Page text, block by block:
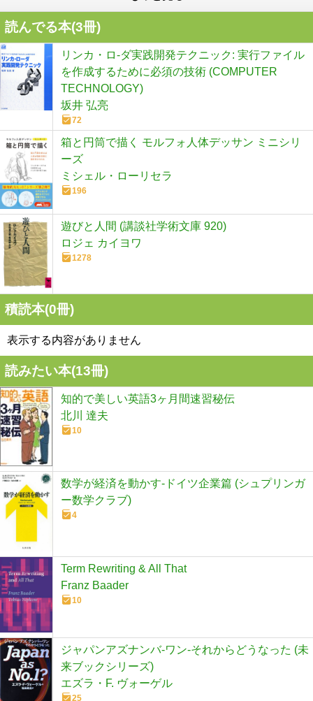
読んでる本(3冊)
リンカ・ロ-ダ実践開発テクニック: 実行ファイル
を作成するために必須の技術 (COMPUTER
TECHNOLOGY)
坂井 弘亮
72
箱と円筒で描く モルフォ人体デッサン ミニシリ
ーズ
ミシェル・ローリセラ
196
遊びと人間 (講談社学術文庫 920)
ロジェ カイヨワ
1278
積読本(0冊)
表示する内容がありません
読みたい本(13冊)
知的で美しい英語3ヶ月間速習秘伝
北川 達夫
10
数学が経済を動かす-ドイツ企業篇 (シュプリンガ
ー数学クラブ)
4
Term Rewriting & All That
Franz Baader
10
ジャパンアズナンバ-ワン-それからどうなった (未
来ブックシリーズ)
エズラ・F. ヴォーゲル
25